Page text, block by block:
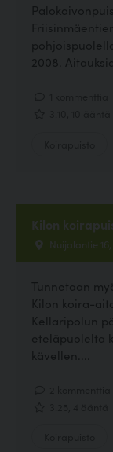
2008.
Kilon
Nuijalantie
Tunnetaan
Kilon koira-
Kellaripolun
eteläpuolelta
kävellen....